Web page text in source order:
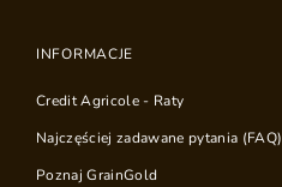
INFORMACJE
Credit Agricole - Raty
Najczęściej zadawane pytania (FAQ)
Poznaj GrainGold